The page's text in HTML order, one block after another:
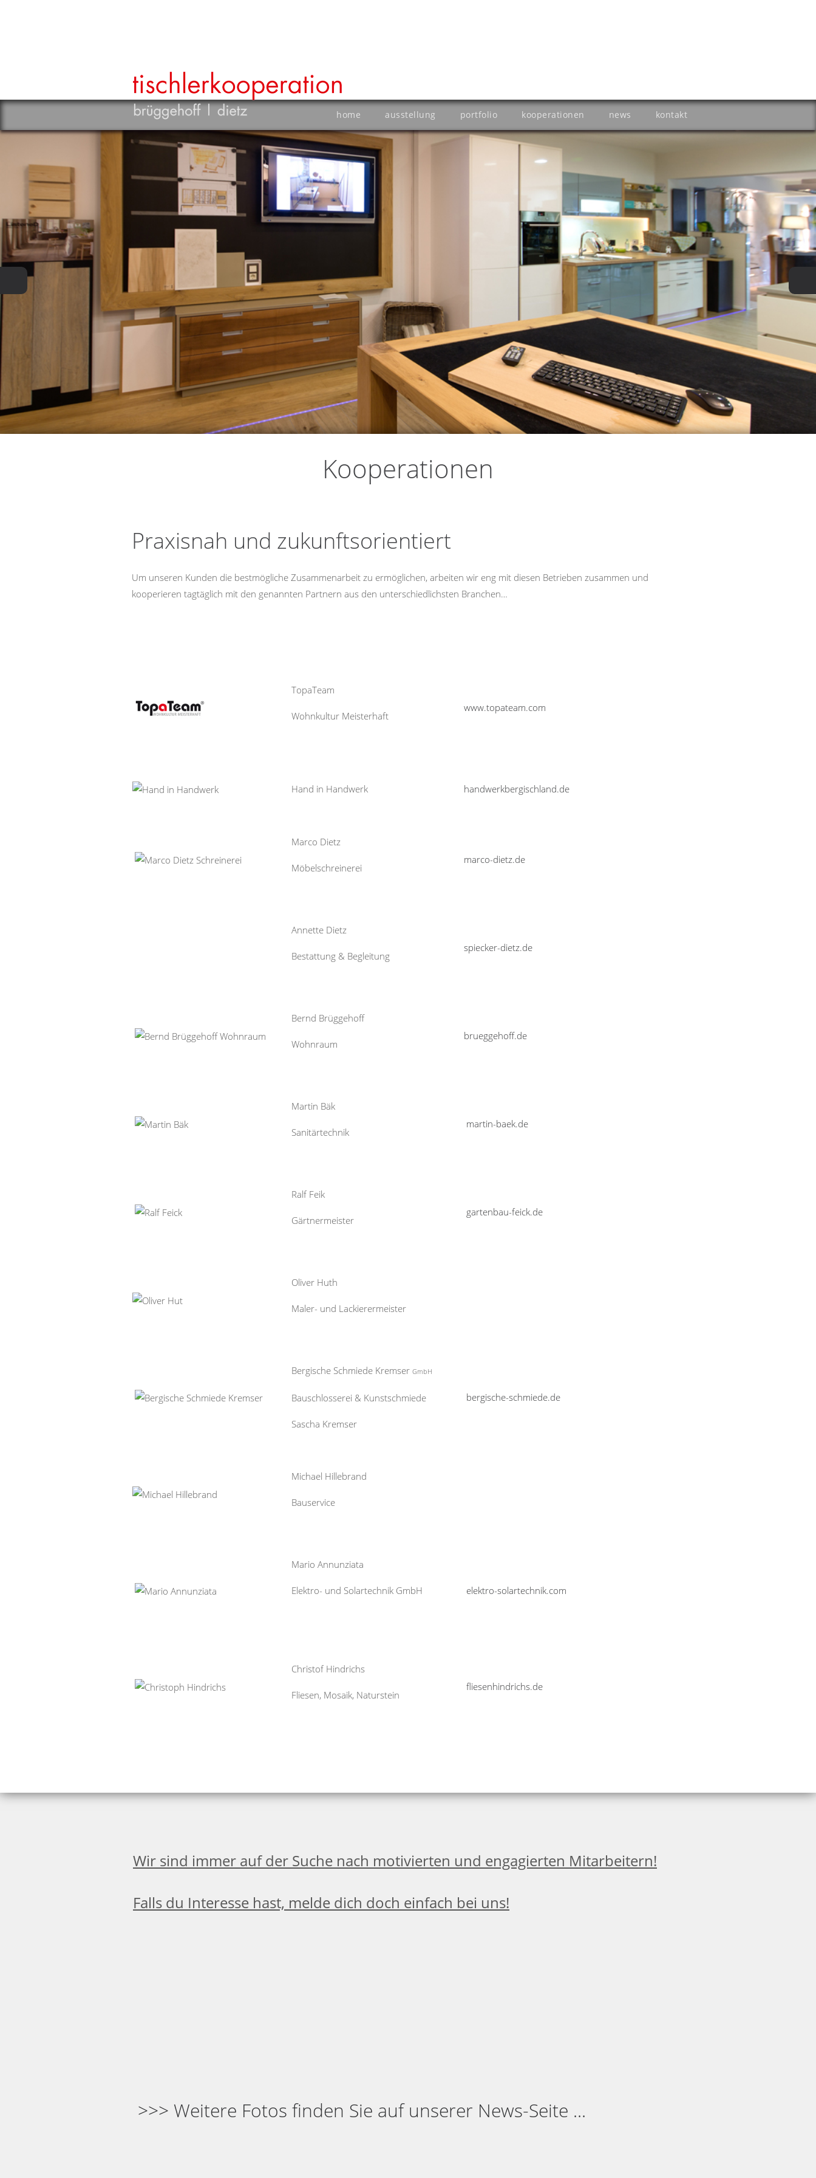
home ausstellung portfolio kooperationen news kontakt
Kooperationen
Praxisnah und zukunftsorientiert
Um unseren Kunden die bestmögliche Zusammenarbeit zu ermöglichen, arbeiten wir eng mit diesen Betrieben zusammen und
kooperieren tagtäglich mit den genannten Partnern aus den unterschiedlichsten Branchen…
TopaTeam
Wohnkultur Meisterhaft
www.topateam.com
Hand in Handwerk handwerkbergischland.de
Marco Dietz
Möbelschreinerei
marco-dietz.de
Annette Dietz
Bestattung & Begleitung
spiecker-dietz.de
Bernd Brüggehoff
Wohnraum
brueggehoff.de
Martin Bäk
Sanitärtechnik
martin-baek.de
Ralf Feik
Gärtnermeister
gartenbau-feick.de
Oliver Huth
Maler- und Lackierermeister
Bergische Schmiede Kremser GmbH
Bauschlosserei & Kunstschmiede
Sascha Kremser
bergische-schmiede.de
Michael Hillebrand
Bauservice
Mario Annunziata
Elektro- und Solartechnik GmbH elektro-solartechnik.com
Christof Hindrichs
Fliesen, Mosaik, Naturstein
fliesenhindrichs.de
Wir sind immer auf der Suche nach motivierten und engagierten Mitarbeitern!
Falls du Interesse hast, melde dich doch einfach bei uns!
>>> Weitere Fotos finden Sie auf unserer News-Seite ...